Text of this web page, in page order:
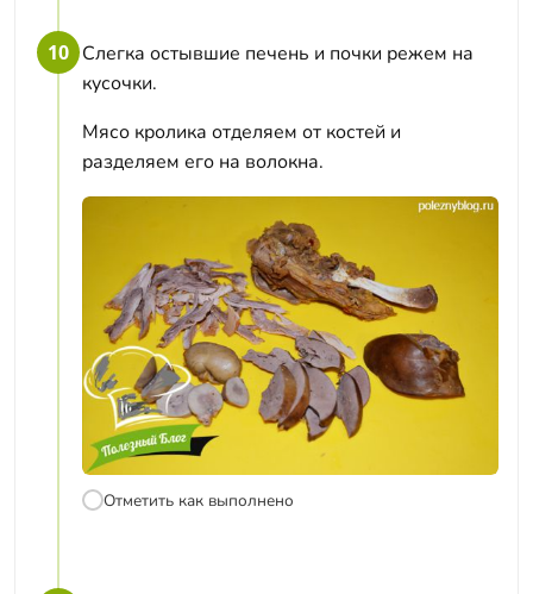
10 Слегка остывшие печень и почки режем на
кусочки.
Мясо кролика отделяем от костей и
разделяем его на волокна.
Отметить как выполнено